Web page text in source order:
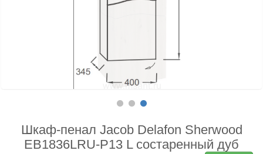
Шкаф-пенал Jacob Delafon Sherwood
EB1836LRU-P13 L состаренный дуб